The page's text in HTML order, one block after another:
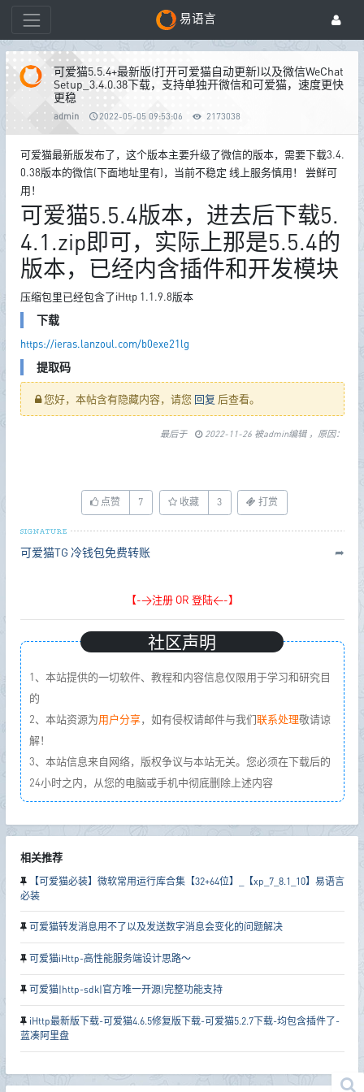
易语言
可爱猫5.5.4+最新版(打开可爱猫自动更新)以及微信WeChat
Setup_3.4.0.38下载，支持单独开微信和可爱猫，速度更快
更稳
admin 2022-05-05 09:53:06 2173038
可爱猫最新版发布了，这个版本主要升级了微信的版本，需要下载3.4.
0.38版本的微信(下面地址里有)，当前不稳定 线上服务慎用！ 尝鲜可
用！
可爱猫5.5.4版本，进去后下载5.
4.1.zip即可，实际上那是5.5.4的
版本，已经内含插件和开发模块
压缩包里已经包含了iHttp 1.1.9.8版本
下载
https://ieras.lanzoul.com/b0exe21lg
提取码
您好，本帖含有隐藏内容，请您 回复 后查看。
最后于 2022-11-26 被admin编辑 ，原因：
点赞 7 收藏 3 打赏
可爱猫TG 冷钱包免费转账 ➦
【->注册 OR 登陆<-】
社区声明
1、本站提供的一切软件、教程和内容信息仅限用于学习和研究目
的
2、本站资源为用户分享，如有侵权请邮件与我们联系处理敬请谅
解！
3、本站信息来自网络，版权争议与本站无关。您必须在下载后的
24小时之内，从您的电脑或手机中彻底删除上述内容
相关推荐
【可爱猫必装】微软常用运行库合集【32+64位】_【xp_7_8.1_10】易语言
必装
可爱猫转发消息用不了以及发送数字消息会变化的问题解决
可爱猫iHttp-高性能服务端设计思路～
可爱猫|http-sdk|官方唯一开源|完整功能支持
iHttp最新版下载-可爱猫4.6.5修复版下载-可爱猫5.2.7下载-均包含插件了-
蓝凑阿里盘